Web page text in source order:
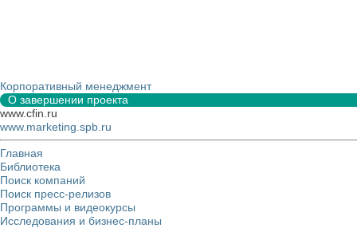
Корпоративный менеджмент
О завершении проекта
www.cfin.ru
www.marketing.spb.ru
Главная
Библиотека
Поиск компаний
Поиск пресс-релизов
Программы и видеокурсы
Исследования и бизнес-планы